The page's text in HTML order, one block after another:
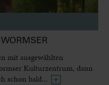
mit ausgewählten
Kulturzentrum, dann
schon bald...